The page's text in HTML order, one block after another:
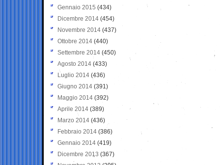
Gennaio 2015 (434)
Dicembre 2014 (454)
Novembre 2014 (437)
Ottobre 2014 (440)
Settembre 2014 (450)
Agosto 2014 (433)
Luglio 2014 (436)
Giugno 2014 (391)
Maggio 2014 (392)
Aprile 2014 (389)
Marzo 2014 (436)
Febbraio 2014 (386)
Gennaio 2014 (419)
Dicembre 2013 (367)